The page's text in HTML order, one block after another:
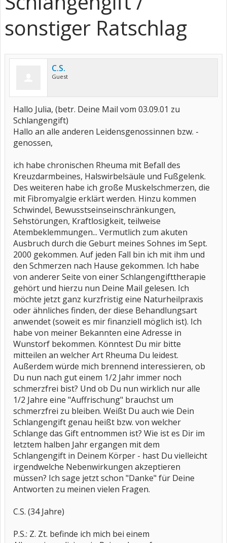
sonstiger Ratschlag
C.S.
Guest
Hallo Julia, (betr. Deine Mail vom 03.09.01 zu
Schlangengift)
Hallo an alle anderen Leidensgenossinnen bzw. -
genossen,
ich habe chronischen Rheuma mit Befall des
Kreuzdarmbeines, Halswirbelsäule und Fußgelenk.
Des weiteren habe ich große Muskelschmerzen, die
mit Fibromyalgie erklärt werden. Hinzu kommen
Schwindel, Bewusstseinseinschränkungen,
Sehstörungen, Kraftlosigkeit, teilweise
Atembeklemmungen... Vermutlich zum akuten
Ausbruch durch die Geburt meines Sohnes im Sept.
2000 gekommen. Auf jeden Fall bin ich mit ihm und
den Schmerzen nach Hause gekommen. Ich habe
von anderer Seite von einer Schlangengifttherapie
gehört und hierzu nun Deine Mail gelesen. Ich
möchte jetzt ganz kurzfristig eine Naturheilpraxis
oder ähnliches finden, der diese Behandlungsart
anwendet (soweit es mir finanziell möglich ist). Ich
habe von meiner Bekannten eine Adresse in
Wunstorf bekommen. Könntest Du mir bitte
mitteilen an welcher Art Rheuma Du leidest.
Außerdem würde mich brennend interessieren, ob
Du nun nach gut einem 1/2 Jahr immer noch
schmerzfrei bist? Und ob Du nun wirklich nur alle
1/2 Jahre eine "Auffrischung" brauchst um
schmerzfrei zu bleiben. Weißt Du auch wie Dein
Schlangengift genau heißt bzw. von welcher
Schlange das Gift entnommen ist? Wie ist es Dir im
letztem halben Jahr ergangen mit dem
Schlangengift in Deinem Körper - hast Du vielleicht
irgendwelche Nebenwirkungen akzeptieren
müssen? Ich sage jetzt schon "Danke" für Deine
Antworten zu meinen vielen Fragen.
C.S. (34 Jahre)
P.S.: Z. Zt. befinde ich mich bei einem